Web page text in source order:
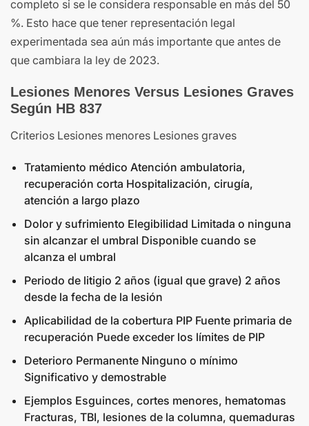
completo si se le considera responsable en más del 50
%. Esto hace que tener representación legal
experimentada sea aún más importante que antes de
que cambiara la ley de 2023.
Lesiones Menores Versus Lesiones Graves
Según HB 837
Criterios Lesiones menores Lesiones graves
Tratamiento médico Atención ambulatoria,
recuperación corta Hospitalización, cirugía,
atención a largo plazo
Dolor y sufrimiento Elegibilidad Limitada o ninguna
sin alcanzar el umbral Disponible cuando se
alcanza el umbral
Periodo de litigio 2 años (igual que grave) 2 años
desde la fecha de la lesión
Aplicabilidad de la cobertura PIP Fuente primaria de
recuperación Puede exceder los límites de PIP
Deterioro Permanente Ninguno o mínimo
Significativo y demostrable
Ejemplos Esguinces, cortes menores, hematomas
Fracturas, TBI, lesiones de la columna, quemaduras